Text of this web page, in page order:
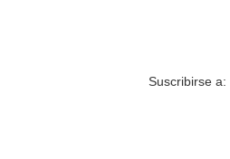
Suscribirse a: